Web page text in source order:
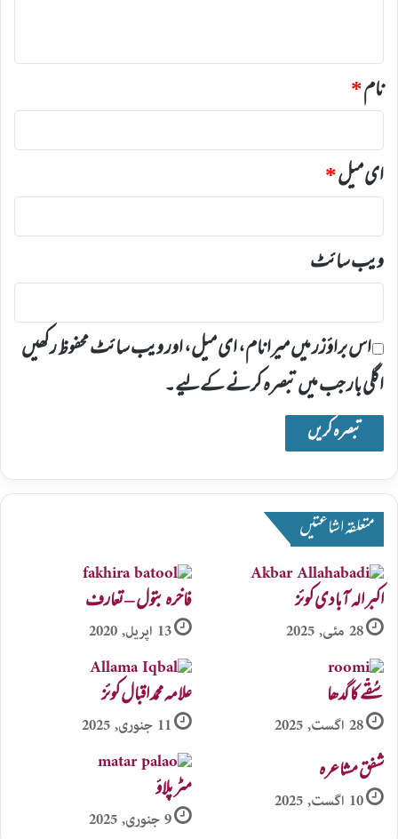
نام*
ای میل*
ویب‌ سائٹ
اس براؤزر میں میرا نام، ای میل، اور ویب سائٹ محفوظ رکھیں
اگلی بار جب میں تبصرہ کرنے کےلیے۔
متعلقہ اشاعتیں
اکبر الہ آبادی کوئز
28 مئی, 2025
فاخرہ بتول – تعارف
13 اپریل, 2020
سُقّے کا گدھا
28 اگست, 2025
علامہ محمد اقبال کوئز
11 جنوری, 2025
شفق مشاعرہ
10 اگست, 2025 مٹر پلاؤ
9 جنوری, 2025